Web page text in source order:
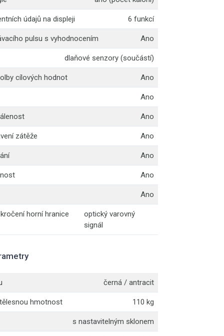
údajů na displeji 6 funkcí
pulsu s vyhodnocením Ano
dlaňové senzory (součástí)
cílových hodnot Ano
Ano
Ano
zátěže Ano
Ano
Ano
Ano
horní hranice
optický varovný
signál
černá / antracit
hmotnost 110 kg
s nastavitelným sklonem